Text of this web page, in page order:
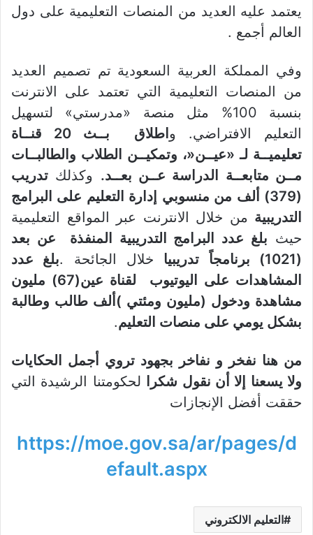
يعتمد عليه العديد من المنصات التعليمية على دول
العالم أجمع .
وفي المملكة العربية السعودية تم تصميم العديد
من المنصات التعليمية التي تعتمد على الانترنت
بنسبة 100% مثل منصة «مدرستي» لتسهيل
التعليم الافتراضي. و
اطلاق بــث 20 قنــاة
تعليميــة لـ «عيــن«، وتمكيــن الطلاب والطالبــات
مــن متابعــة الدراسة عــن بعــد. وكذلك تدريب
(379) ألف من منسوبي إدارة التعليم على البرامج
التدريبية من خلال الانترنت عبر المواقع التعليمية
حيث بلغ عدد البرامج التدريبية المنفذة عن بعد
(1021) برنامجاً تدريبيا
خلال الجائحة .بلغ عدد
المشاهدات على اليوتيوب لقناة عين(67) مليون
مشاهدة ودخول (مليون ومئتي )ألف طالب وطالبة
بشكل يومي على منصات التعليم.
من هنا نفخر و نفاخر بجهود تروي أجمل الحكايات
ولا يسعنا إلا أن نقول شكرا
لحكومتنا الرشيدة التي
حققت أفضل الإنجازات
https://moe.gov.sa/ar/pages/d
efault.aspx
التعليم الالكتروني